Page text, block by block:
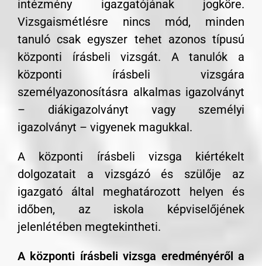
intézmény igazgatójának jogköre.
Vizsgaismétlésre nincs mód, minden
tanuló csak egyszer tehet azonos típusú
központi írásbeli vizsgát. A tanulók a
központi írásbeli vizsgára
személyazonosításra alkalmas igazolványt
– diákigazolványt vagy személyi
igazolványt – vigyenek magukkal.
A központi írásbeli vizsga kiértékelt
dolgozatait a vizsgázó és szülője az
igazgató által meghatározott helyen és
időben, az iskola képviselőjének
jelenlétében megtekintheti.
A központi írásbeli vizsga eredményéről a